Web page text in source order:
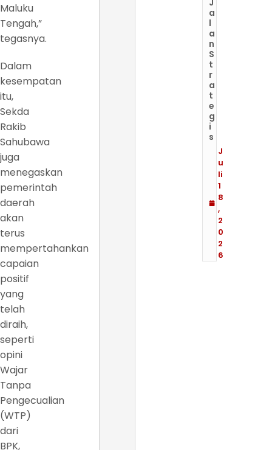
Maluku
Tengah,”
tegasnya.
Dalam
kesempatan
itu,
Sekda
Rakib
Sahubawa
juga
menegaskan
pemerintah
daerah
akan
terus
mempertahankan
capaian
positif
yang
telah
diraih,
seperti
opini
Wajar
Tanpa
Pengecualian
(WTP)
dari
BPK,
a
l
a
n
S
t
r
a
t
e
g
i
s
J
u
li
1
8
,
2
0
2
6